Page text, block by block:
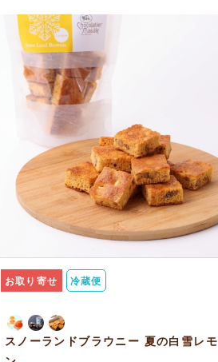
お取り寄せ 冷蔵便
スノーランドブラウニー 夏の白雪レモ